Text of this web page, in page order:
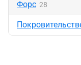
Форс 28